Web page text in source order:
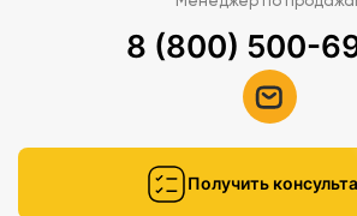
8 (800) 500-
Получить